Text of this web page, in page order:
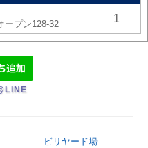
ープン128-32 1
ビリヤード場